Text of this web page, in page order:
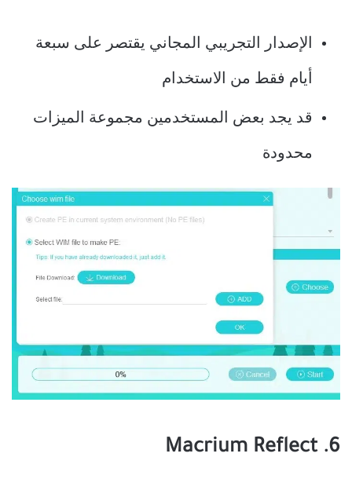
الإصدار التجريبي المجاني يقتصر على سبعة
أيام فقط من الاستخدام
قد يجد بعض المستخدمين مجموعة الميزات
محدودة
6. Macrium Reflect